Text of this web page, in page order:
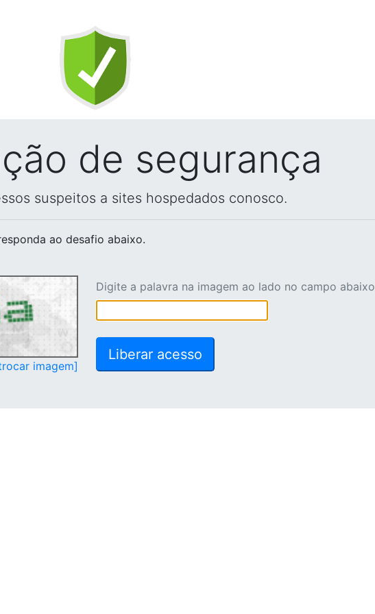
de segurança
suspeitos a sites hospedados conosco.
ao desafio abaixo.
imagem]
Digite a palavra na imagem ao lado no campo abaixo